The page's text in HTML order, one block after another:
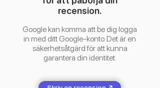
recension.
Google kan komma att be dig logga
in med ditt Google-konto. Det är en
säkerhetsåtgärd för att kunna
garantera din identitet.